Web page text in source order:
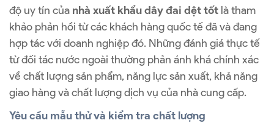
độ uy tín của nhà xuất khẩu dây đai dệt tốt là tham
khảo phản hồi từ các khách hàng quốc tế đã và đang
hợp tác với doanh nghiệp đó. Những đánh giá thực tế
từ đối tác nước ngoài thường phản ánh khá chính xác
về chất lượng sản phẩm, năng lực sản xuất, khả năng
giao hàng và chất lượng dịch vụ của nhà cung cấp.
Yêu cầu mẫu thử và kiểm tra chất lượng